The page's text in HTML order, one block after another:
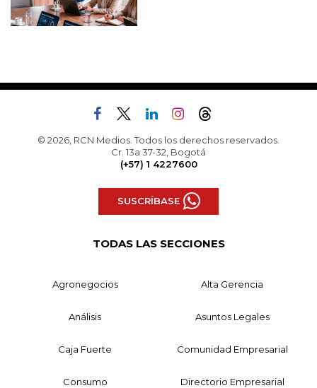
© 2026, RCN Medios. Todos los derechos reservados.
Cr. 13a 37-32, Bogotá
(+57) 1 4227600
SUSCRÍBASE
TODAS LAS SECCIONES
Agronegocios Alta Gerencia
Análisis Asuntos Legales
Caja Fuerte Comunidad Empresarial
Consumo Directorio Empresarial